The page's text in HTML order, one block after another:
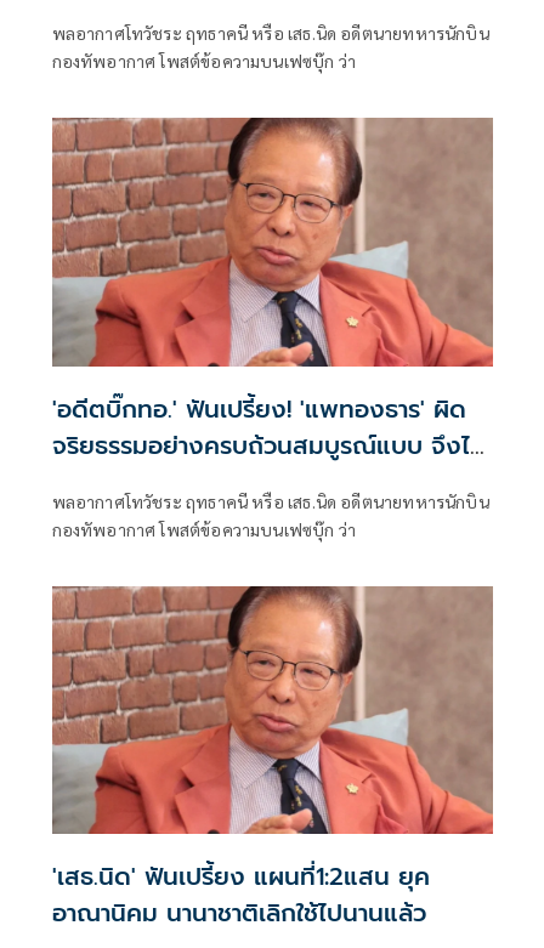
พลอากาศโทวัชระ ฤทธาคนี หรือ เสธ.นิด อดีตนายทหารนักบิน
กองทัพอากาศ โพสต์ข้อความบนเฟซบุ๊ก ว่า
'อดีตบิ๊กทอ.' ฟันเปรี้ยง! 'แพทองธาร' ผิด
จริยธรรมอย่างครบถ้วนสมบูรณ์แบบ จึงไม่
พลอากาศโทวัชระ ฤทธาคนี หรือ เสธ.นิด อดีตนายทหารนักบิน
กองทัพอากาศ โพสต์ข้อความบนเฟซบุ๊ก ว่า
'เสธ.นิด' ฟันเปรี้ยง แผนที่1:2แสน ยุค
อาณานิคม นานาชาติเลิกใช้ไปนานแล้ว